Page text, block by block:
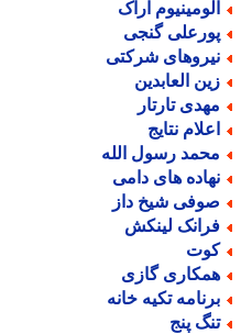
اراک
گنجی
شرکتی
العابدین
تارتار
نتایج
رسول الله
های دامی
شیخ داز
لینکش
گازی
تکیه خانه
پنج